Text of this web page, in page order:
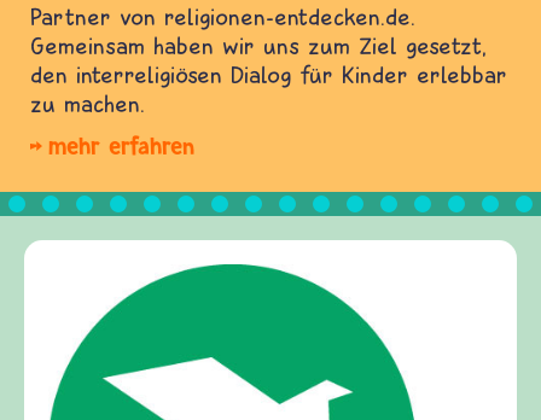
Partner von religionen-entdecken.de.
Gemeinsam haben wir uns zum Ziel gesetzt,
den interreligiösen Dialog für Kinder erlebbar
zu machen.
mehr erfahren